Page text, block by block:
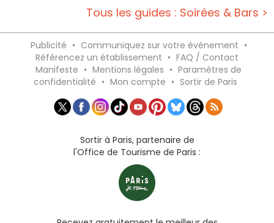
Tous les guides : Soirées & Bars >
Publicité • Communiquez sur votre événement •
Référencez un établissement • FAQ / Contact
Manifeste • Mentions légales • Paramètres de
confidentialité • Mon compte • Sortir de Paris
Sortir à Paris, partenaire de
l'Office de Tourisme de Paris :